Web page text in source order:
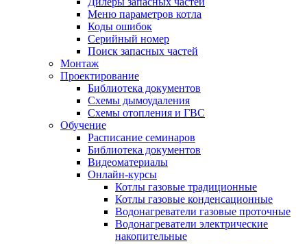
Меню параметров котла
Коды ошибок
Серийный номер
Поиск запасных частей
Монтаж
Проектирование
Библиотека документов
Схемы дымоудаления
Схемы отопления и ГВС
Обучение
Расписание семинаров
Библиотека документов
Видеоматериалы
Онлайн-курсы
Котлы газовые традиционные
Котлы газовые конденсационные
Водонагреватели газовые проточные
Водонагреватели электрические
накопительные